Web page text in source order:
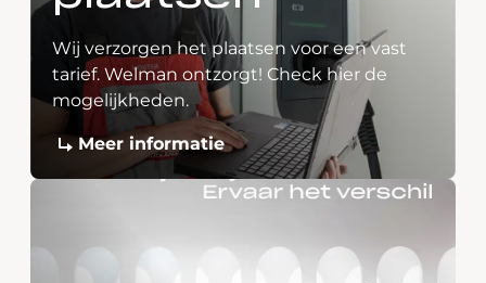
Wij verzorgen het plaatsen voor een vast
tarief. Welman ontzorgt! Check hier de
mogelijkheden.
Meer informatie